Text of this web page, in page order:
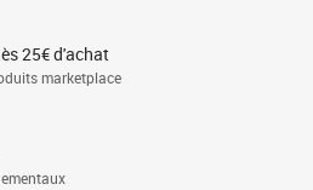
25€ d'achat
marketplace